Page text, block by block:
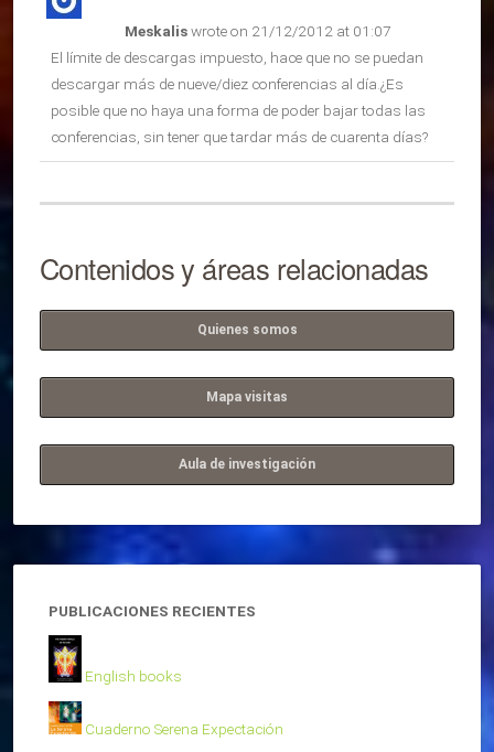
Meskaliswrote on 21/12/2012 at 01:07
El límite de descargas impuesto, hace que no se puedan
descargar más de nueve/diez conferencias al día.¿Es
posible que no haya una forma de poder bajar todas las
conferencias, sin tener que tardar más de cuarenta días?
Contenidos y áreas relacionadas
Quienes somos
Mapa visitas
Aula de investigación
PUBLICACIONES RECIENTES
English books
Cuaderno Serena Expectación